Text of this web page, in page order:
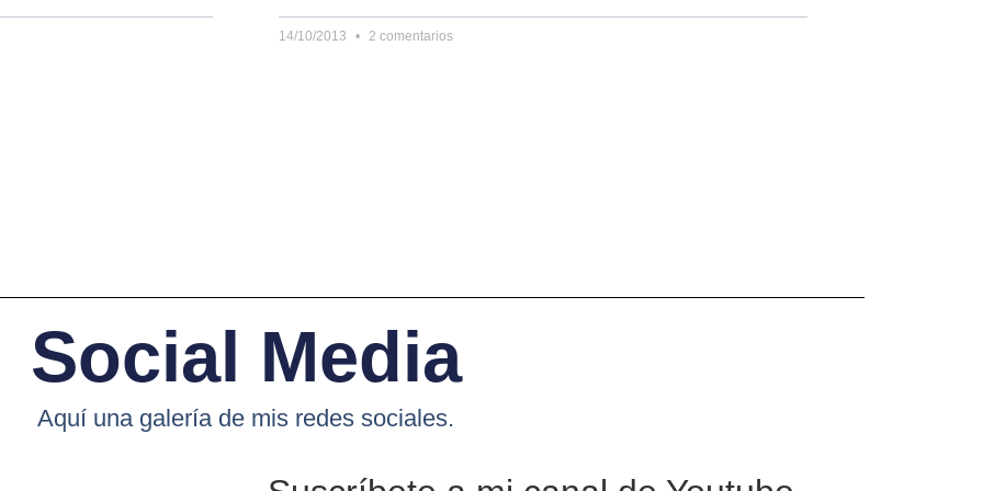
14/10/2013 2 comentarios
Social Media
Aquí una galería de mis redes sociales.